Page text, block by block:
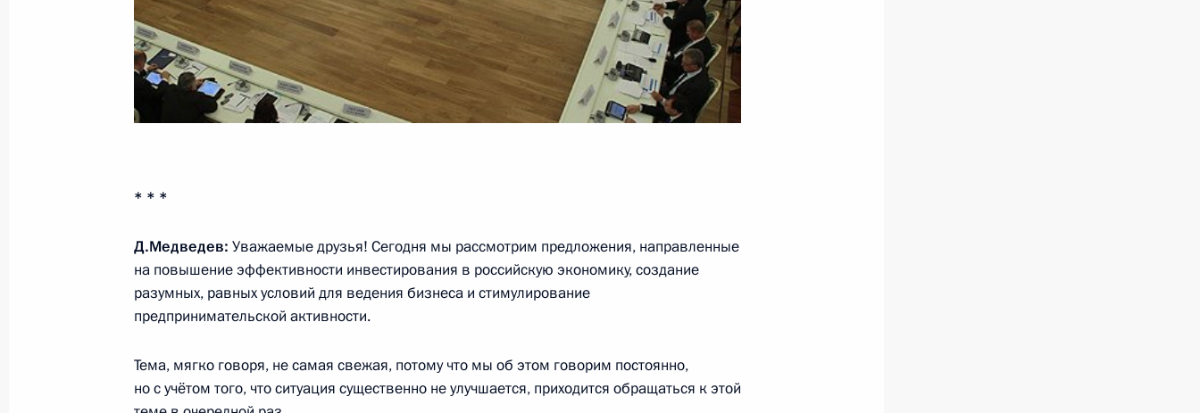
Хусейном
30 января 2012 года, 18:45
Вручение государственных наград сотрудникам органов
внутренних дел
30 января 2012 года, 15:30
6 7м
27 января 2012 года, пятница
* * *
Д.Медведев: Уважаемые друзья! Сегодня мы рассмотрим предложения, направленные
на повышение эффективности инвестирования в российскую экономику, создание
разумных, равных условий для ведения бизнеса и стимулирование
предпринимательской активности.
Тема, мягко говоря, не самая свежая, потому что мы об этом говорим постоянно,
но с учётом того, что ситуация существенно не улучшается, приходится обращаться к этой